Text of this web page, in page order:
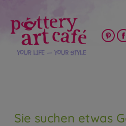
Sie suchen etwas